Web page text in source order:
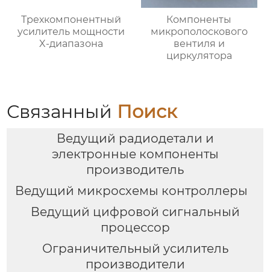
Трехкомпонентный
усилитель мощности
X-диапазона
Компоненты
микрополоскового
вентиля и
циркулятора
Связанный Поиск
Ведущий радиодетали и
электронные компоненты
производитель
Ведущий микросхемы контроллеры
Ведущий цифровой сигнальный
процессор
Ограничительный усилитель
производители